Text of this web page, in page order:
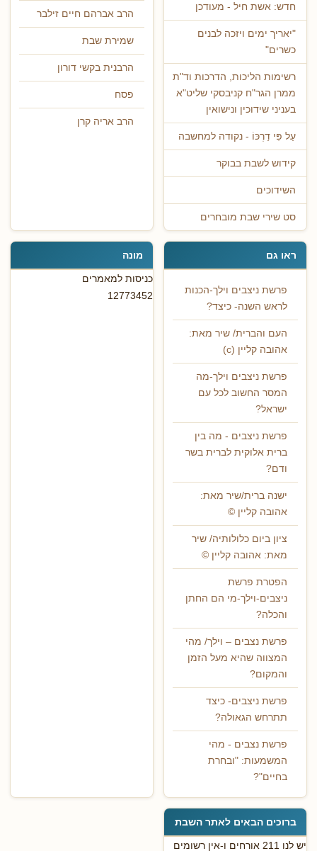
חדש: אשת חיל - מעודכן
"יאריך ימים ויזכה לבנים
כשרים"
רשימות הליכות, הדרכות וד"ת
ממרן הגר"ח קניבסקי שליט"א
בעניני שידוכין ונישואין
עַל פִּי דַרְכּוֹ - נקודה למחשבה
קידוש לשבת בבוקר
השידוכים
סט שירי שבת מובחרים
הרב אברהם חיים זילבר
שמירת שבת
הרבנית בקשי דורון
פסח
הרב אריה קרן
ראו גם
פרשת ניצבים וילך-הכנות
לראש השנה- כיצד?
העם והברית/ שיר מאת:
אהובה קליין (c)
פרשת ניצבים וילך-מה
המסר החשוב לכל עם
ישראל?
פרשת ניצבים - מה בין
ברית אלוקית לברית בשר
ודם?
ישנה ברית/שיר מאת:
אהובה קליין ©
ציון ביום כלולותיה/ שיר
מאת: אהובה קליין ©
הפטרת פרשת
ניצבים-וילך-מי הם החתן
והכלה?
פרשת נצבים – וילך/ מהי
המצווה שהיא מעל הזמן
והמקום?
פרשת ניצבים- כיצד
תתרחש הגאולה?
פרשת נצבים - מהי
המשמעות: "ובחרת
בחיים"?
מונה
כניסות למאמרים
12773452
ברוכים הבאים לאתר השבת
יש לנו 211 אורחים ו-אין רשומים